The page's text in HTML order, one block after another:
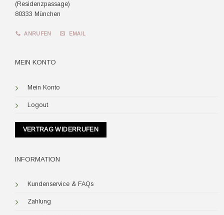
(Residenzpassage)
80333 München
ANRUFEN EMAIL
MEIN KONTO
Mein Konto
Logout
VERTRAG WIDERRUFEN
INFORMATION
Kundenservice & FAQs
Zahlung